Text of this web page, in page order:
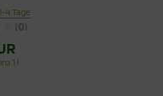
4 Tage
(0)
1 l